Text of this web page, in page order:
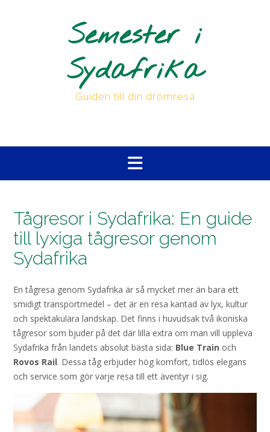
Semester i
Sydafrika
Guiden till din drömresa
Tågresor i Sydafrika: En guide
till lyxiga tågresor genom
Sydafrika
En tågresa genom Sydafrika är så mycket mer än bara ett
smidigt transportmedel – det är en resa kantad av lyx, kultur
och spektakulära landskap. Det finns i huvudsak två ikoniska
tågresor som bjuder på det där lilla extra om man vill uppleva
Sydafrika från landets absolut bästa sida: Blue Train och
Rovos Rail. Dessa tåg erbjuder hög komfort, tidlös elegans
och service som gör varje resa till ett äventyr i sig.